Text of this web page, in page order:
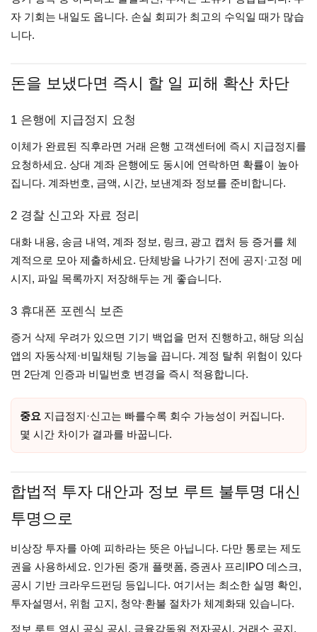
자 기회는 내일도 옵니다. 손실 회피가 최고의 수익일 때가 많습
니다.
돈을 보냈다면 즉시 할 일 피해 확산 차단
1 은행에 지급정지 요청
이체가 완료된 직후라면 거래 은행 고객센터에 즉시 지급정지를
요청하세요. 상대 계좌 은행에도 동시에 연락하면 확률이 높아
집니다. 계좌번호, 금액, 시간, 보낸계좌 정보를 준비합니다.
2 경찰 신고와 자료 정리
대화 내용, 송금 내역, 계좌 정보, 링크, 광고 캡처 등 증거를 체
계적으로 모아 제출하세요. 단체방을 나가기 전에 공지·고정 메
시지, 파일 목록까지 저장해두는 게 좋습니다.
3 휴대폰 포렌식 보존
증거 삭제 우려가 있으면 기기 백업을 먼저 진행하고, 해당 의심
앱의 자동삭제·비밀채팅 기능을 끕니다. 계정 탈취 위험이 있다
면 2단계 인증과 비밀번호 변경을 즉시 적용합니다.
중요 지급정지·신고는 빠를수록 회수 가능성이 커집니다.
몇 시간 차이가 결과를 바꿉니다.
합법적 투자 대안과 정보 루트 불투명 대신
투명으로
비상장 투자를 아예 피하라는 뜻은 아닙니다. 다만 통로는 제도
권을 사용하세요. 인가된 중개 플랫폼, 증권사 프리IPO 데스크,
공시 기반 크라우드펀딩 등입니다. 여기서는 최소한 실명 확인,
투자설명서, 위험 고지, 청약·환불 절차가 체계화돼 있습니다.
정보 루트 역시 공식 공시, 금융감독원 전자공시, 거래소 공지,